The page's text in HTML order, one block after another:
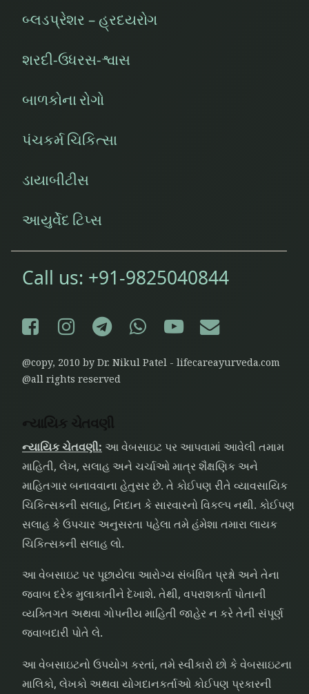
બ્લડપ્રેશર – હ્રદયરોગ
શરદી-ઉધરસ-શ્વાસ
બાળકોના રોગો
પંચકર્મ ચિકિત્સા
ડાયાબીટીસ
આયુર્વેદ ટિપ્સ
Call us: +91-9825040844
Facebook
Instagram
Telegram
WhatsApp
YouTube
E-mail
@copy, 2010 by Dr. Nikul Patel - lifecareayurveda.com
@all rights reserved
ન્યાયિક ચેતવણી
ન્યાયિક ચેતવણી: આ વેબસાઇટ પર આપવામાં આવેલી તમામ
માહિતી, લેખ, સલાહ અને ચર્ચાઓ માત્ર શૈક્ષણિક અને
માહિતગાર બનાવવાના હેતુસર છે. તે કોઈપણ રીતે વ્યાવસાયિક
ચિકિત્સકની સલાહ, નિદાન કે સારવારનો વિકલ્પ નથી. કોઈપણ
સલાહ કે ઉપચાર અનુસરતા પહેલા તમે હંમેશા તમારા લાયક
ચિકિત્સકની સલાહ લો.
આ વેબસાઇટ પર પૂછાયેલા આરોગ્ય સંબંધિત પ્રશ્નો અને તેના
જવાબ દરેક મુલાકાતીને દેખાશે. તેથી, વપરાશકર્તા પોતાની
વ્યક્તિગત અથવા ગોપનીય માહિતી જાહેર ન કરે તેની સંપૂર્ણ
જવાબદારી પોતે લે.
આ વેબસાઇટનો ઉપયોગ કરતાં, તમે સ્વીકારો છો કે વેબસાઇટના
માલિકો, લેખકો અથવા યોગદાનકર્તાઓ કોઈપણ પ્રકારની